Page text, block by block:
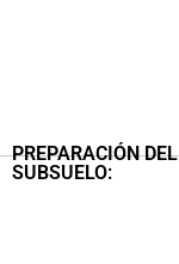
PREPARACIÓN DEL
SUBSUELO: